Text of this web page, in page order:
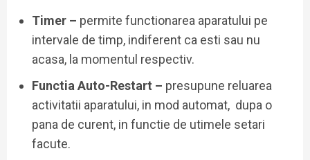
Timer – permite functionarea aparatului pe
intervale de timp, indiferent ca esti sau nu
acasa, la momentul respectiv.
Functia Auto-Restart – presupune reluarea
activitatii aparatului, in mod automat, dupa o
pana de curent, in functie de utimele setari
facute.